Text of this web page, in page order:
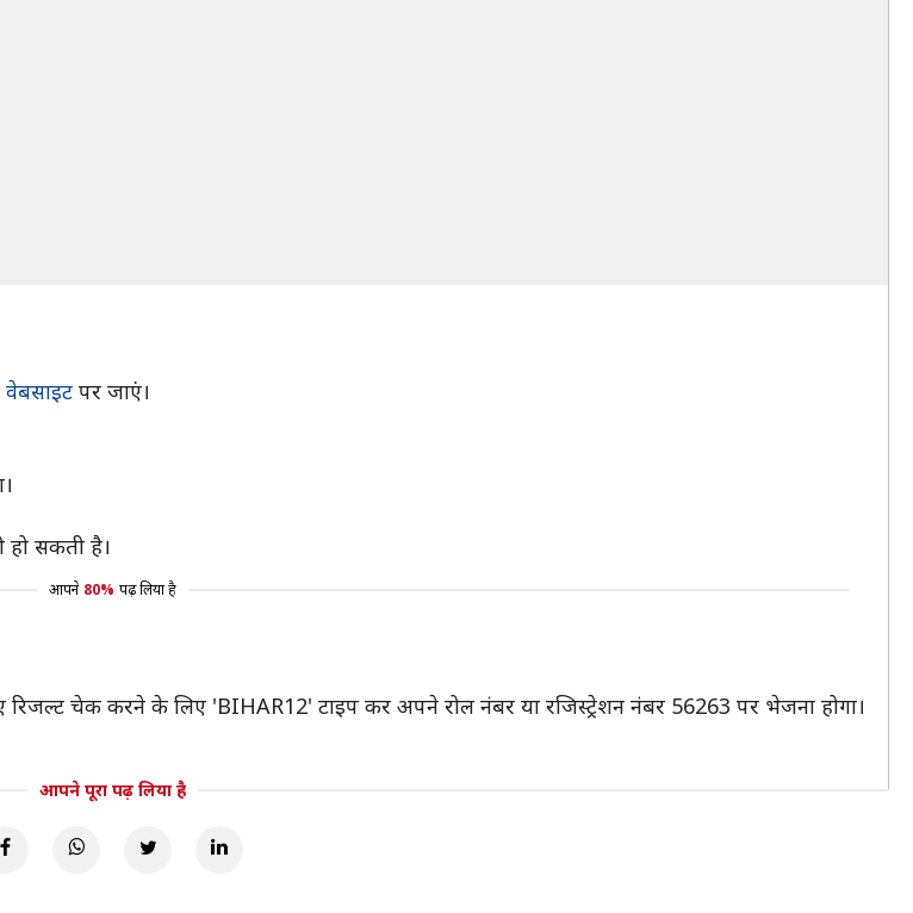
पर जाएं।
हो सकती है।
आपने 80% पढ़ लिया है
चेक करने के लिए 'BIHAR12' टाइप कर अपने रोल नंबर या रजिस्ट्रेशन नंबर 56263 पर भेजना होगा।
आपने पूरा पढ़ लिया है